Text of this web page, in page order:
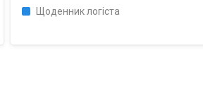
Щоденник логіста